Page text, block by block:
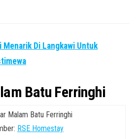
Menarik Di Langkawi Untuk
Batu Ferringhi
RSE Homestay